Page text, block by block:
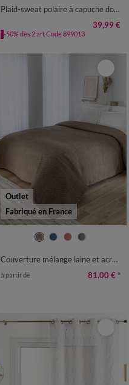
Plaid-sweat polaire à capuche doublé sherpa
39,99 €
-50% dès 2 art Code 899013
Outlet
Fabriqué en France
Couverture mélange laine et acrylique Courtelle® 450 g/m²
à partir de 81,00 € *